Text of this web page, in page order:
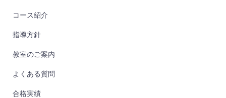
コース紹介
指導方針
教室のご案内
よくある質問
合格実績